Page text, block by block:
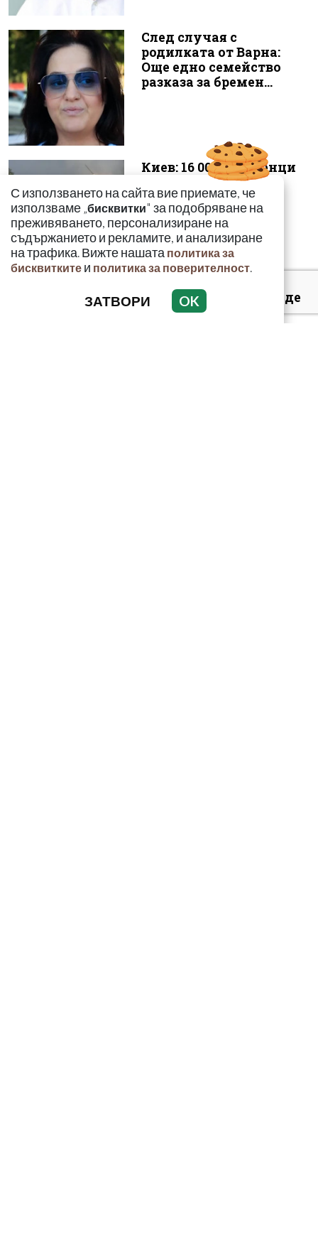
След случая с
родилката от Варна:
Още едно семейство
разказа за бремен...
Киев: 16 000 чужденци
се сражават в
украинските
въоръжени сили
Симона Пейчева отиде
на море след
С използването на сайта вие приемате, че
използваме „бисквитки" за подобряване на
преживяването, персонализиране на
съдържанието и рекламите, и анализиране
на трафика. Вижте нашата политика за
бисквитките и политика за поверителност.
ЗАТВОРИ OK